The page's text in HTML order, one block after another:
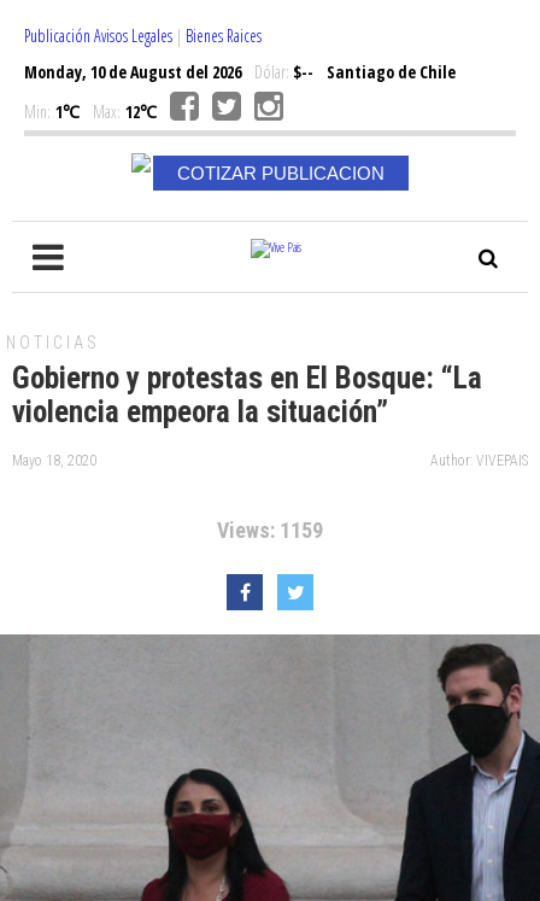
Publicación Avisos Legales | Bienes Raices
Monday, 10 de August del 2026Dólar: $--
Santiago de Chile
Min: 1℃ Max: 12℃
COTIZAR PUBLICACION
NOTICIAS
Gobierno y protestas en El Bosque: “La
violencia empeora la situación”
Mayo 18, 2020 Author: VIVEPAIS
Views: 1159